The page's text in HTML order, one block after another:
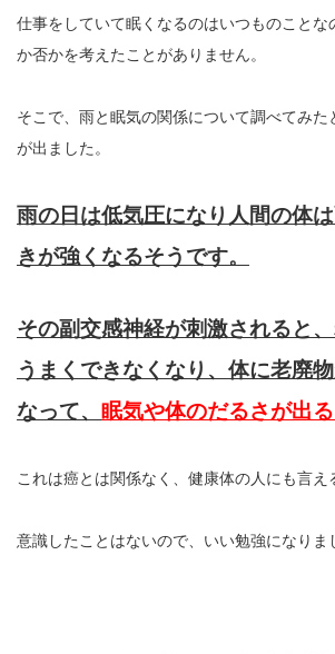
仕事をしていて眠くなるのはいつものことな
か否かを考えたことがありません。
そこで、雨と眠気の関係について調べてみた
が出ました。
雨の日は低気圧になり人間の体
きが強くなるそうです。
その副交感神経が刺激されると
うまくできなくなり、体に老廃
なって、 眠気や体のだるさが出る
これは癌とは関係なく、健康体の人にも言え
意識したことはないので、いい勉強になりま